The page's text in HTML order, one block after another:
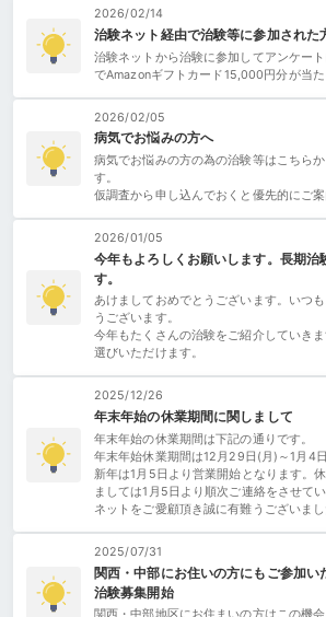
2026/02/14
治験ネット経由で治験等に参加された
治験ネットから治験に参加してアンケー
でAmazonギフトカード15,000円分が当た
2026/02/05
病気でお悩みの方へ
病気でお悩みの方の為の治験等はこちら
す。
仮調査から申し込んでおくと優先的にご案
2026/01/05
今年もよろしくお願いします。長期治
す。
あけましておめでとうございます。いつ
うございます。
今年もたくさんの治験をご紹介していき
選びいただけます。
2025/12/26
年末年始の休業期間に関しまして
年末年始の休業期間は下記の通りです。
年末年始休業期間は12月29日(月)～1月4
新年は1月5日より営業開始となります。
ましては1月5日より順次ご連絡をさせて
ネットをご愛顧頂き誠に有難うございまし
2025/07/31
関西・中部にお住いの方にもご参加い
治験募集開始